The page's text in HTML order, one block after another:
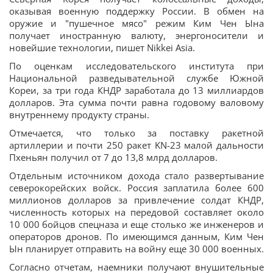
оказывая военную поддержку России. В обмен на
оружие и "пушечное мясо" режим Ким Чен Ына
получает иностранную валюту, энергоносители и
новейшие технологии, пишет Nikkei Asia.
По оценкам исследовательского института при
Национальной разведывательной службе Южной
Кореи, за три года КНДР заработала до 13 миллиардов
долларов. Эта сумма почти равна годовому валовому
внутреннему продукту страны.
Отмечается, что только за поставку ракетной
артиллерии и почти 250 ракет KN-23 малой дальности
Пхеньян получил от 7 до 13,8 млрд долларов.
Отдельным источником дохода стало развертывание
северокорейских войск. Россия заплатила более 600
миллионов долларов за привлечение солдат КНДР,
численность которых на передовой составляет около
10 000 бойцов спецназа и еще столько же инженеров и
операторов дронов. По имеющимся данным, Ким Чен
Ын планирует отправить на войну еще 30 000 военных.
Согласно отчетам, наемники получают внушительные